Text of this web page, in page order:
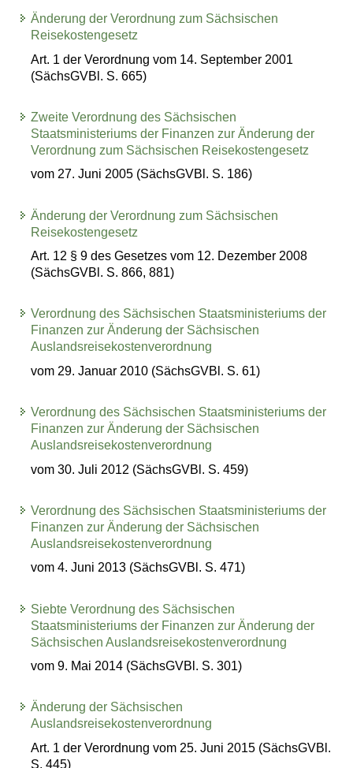
Änderung der Verordnung zum Sächsischen
Reisekostengesetz
Art. 1 der Verordnung vom 14. September 2001
(SächsGVBl. S. 665)
Zweite Verordnung des Sächsischen
Staatsministeriums der Finanzen zur Änderung der
Verordnung zum Sächsischen Reisekostengesetz
vom 27. Juni 2005 (SächsGVBl. S. 186)
Änderung der Verordnung zum Sächsischen
Reisekostengesetz
Art. 12 § 9 des Gesetzes vom 12. Dezember 2008
(SächsGVBl. S. 866, 881)
Verordnung des Sächsischen Staatsministeriums der
Finanzen zur Änderung der Sächsischen
Auslandsreisekostenverordnung
vom 29. Januar 2010 (SächsGVBl. S. 61)
Verordnung des Sächsischen Staatsministeriums der
Finanzen zur Änderung der Sächsischen
Auslandsreisekostenverordnung
vom 30. Juli 2012 (SächsGVBl. S. 459)
Verordnung des Sächsischen Staatsministeriums der
Finanzen zur Änderung der Sächsischen
Auslandsreisekostenverordnung
vom 4. Juni 2013 (SächsGVBl. S. 471)
Siebte Verordnung des Sächsischen
Staatsministeriums der Finanzen zur Änderung der
Sächsischen Auslandsreisekostenverordnung
vom 9. Mai 2014 (SächsGVBl. S. 301)
Änderung der Sächsischen
Auslandsreisekostenverordnung
Art. 1 der Verordnung vom 25. Juni 2015 (SächsGVBl.
S. 445)